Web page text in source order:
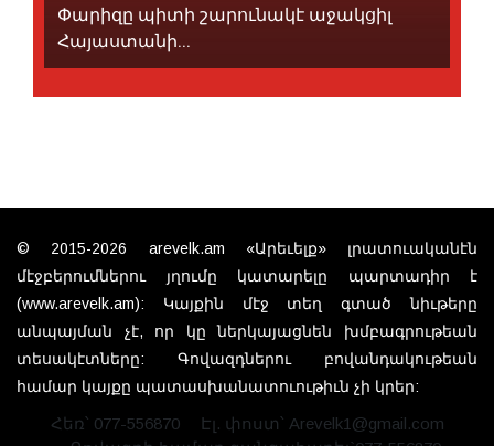
Փարիզը պիտի շարունակէ աջակցիլ
Հայաստանի...
© 2015-2026 arevelk.am «Արեւելք» լրատուականէն
մէջբերումներու յղումը կատարելը պարտադիր է
(www.arevelk.am): Կայքին մէջ տեղ գտած նիւթերը
անպայման չէ, որ կը ներկայացնեն խմբագրութեան
տեսակէտները: Գովազդներու բովանդակութեան
համար կայքը պատասխանատուութիւն չի կրեր:
Հեռ՝ 077-556870
Էլ. փոստ՝ Arevelk1@gmail.com